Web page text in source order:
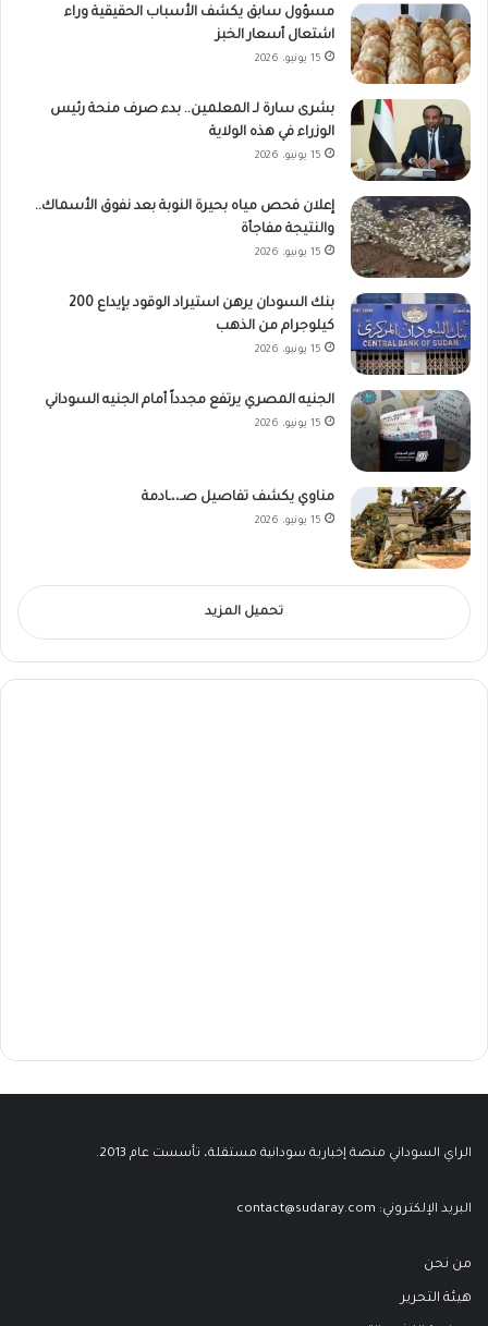
مسؤول سابق يكشف الأسباب الحقيقية وراء
اشتعال أسعار الخبز
15 يونيو، 2026
بشرى سارة لـ المعلمين.. بدء صرف منحة رئيس
الوزراء في هذه الولاية
15 يونيو، 2026
إعلان فحص مياه بحيرة النوبة بعد نفوق الأسماك..
والنتيجة مفاجأة
15 يونيو، 2026
بنك السودان يرهن استيراد الوقود بإيداع 200
كيلوجرام من الذهب
15 يونيو، 2026
الجنيه المصري يرتفع مجدداً أمام الجنيه السوداني
15 يونيو، 2026
مناوي يكشف تفاصيل صـ،،ـادمة
15 يونيو، 2026
تحميل المزيد
الراي السوداني منصة إخبارية سودانية مستقلة، تأسست عام 2013.
البريد الإلكتروني: contact@sudaray.com
من نحن
هيئة التحرير